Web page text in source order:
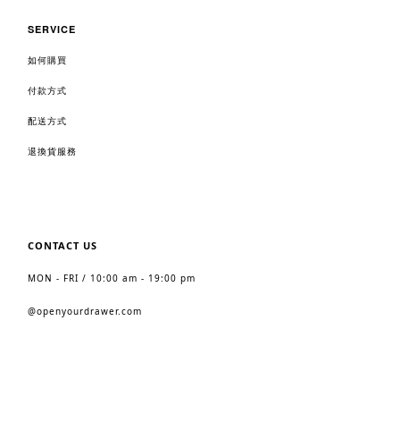
SERVICE
如何購買
付款方式
配送方式
退換貨服務
CONTACT US
MON - FRI / 10:00 am - 19:00 pm
@openyourdrawer.com